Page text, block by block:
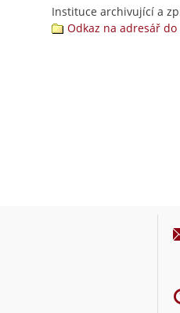
Instituce archivující a
Odkaz na adresář